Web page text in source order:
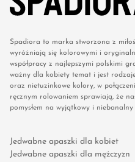
Spadiora to marka stworzona z
wyróżniają się kolorowymi i
współpracy z najlepszymi polskimi
ważny dla kobiety temat i jest
oraz nietuzinkowe kolory, w
ręcznym rolowaniem sprawiają, że
pomysłem na wyjątkowy i niebanalny
Jedwabne apaszki dla kobiet
Jedwabne apaszki dla mężczyzn